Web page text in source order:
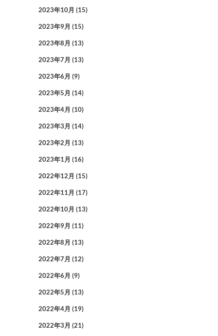
2023年10月 (15)
2023年9月 (15)
2023年8月 (13)
2023年7月 (13)
2023年6月 (9)
2023年5月 (14)
2023年4月 (10)
2023年3月 (14)
2023年2月 (13)
2023年1月 (16)
2022年12月 (15)
2022年11月 (17)
2022年10月 (13)
2022年9月 (11)
2022年8月 (13)
2022年7月 (12)
2022年6月 (9)
2022年5月 (13)
2022年4月 (19)
2022年3月 (21)